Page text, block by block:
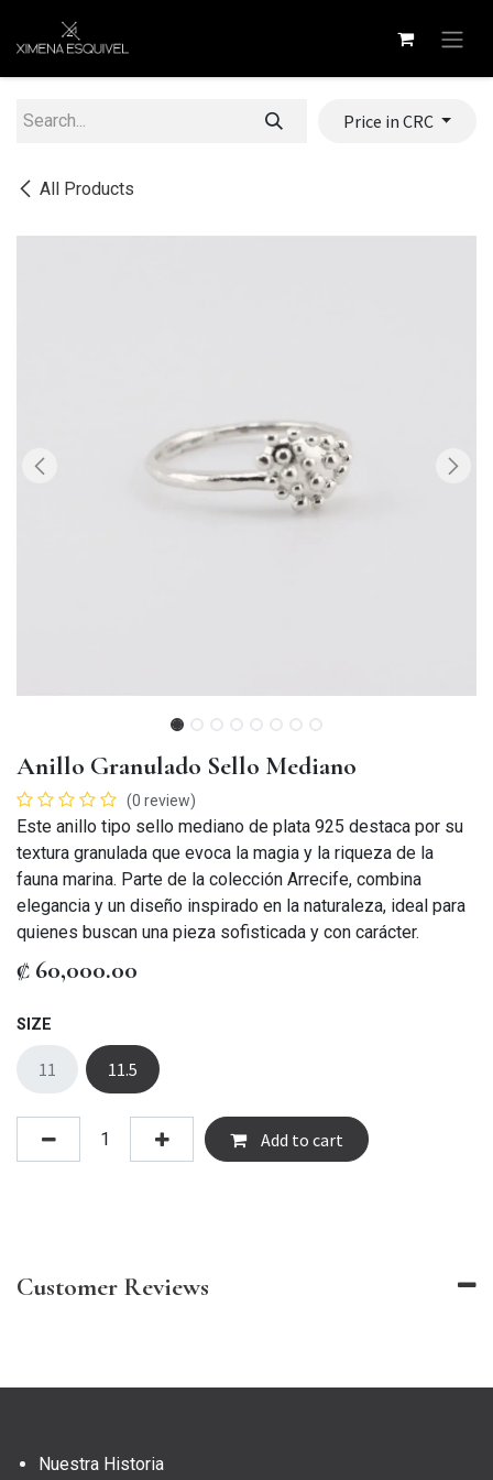
All Products
Price in CRC
Anillo Granulado Sello Mediano
(0 review)
Este anillo tipo sello mediano de plata 925 destaca por su
textura granulada que evoca la magia y la riqueza de la
fauna marina. Parte de la colección Arrecife, combina
elegancia y un diseño inspirado en la naturaleza, ideal para
quienes buscan una pieza sofisticada y con carácter.
₡ 60,000.00
SIZE
11 11.5
Add to cart
Customer Reviews
Nuestra Historia